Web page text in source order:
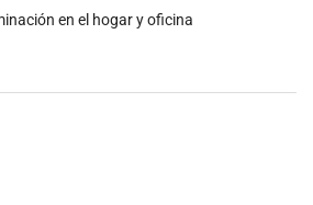
en el hogar y oficina